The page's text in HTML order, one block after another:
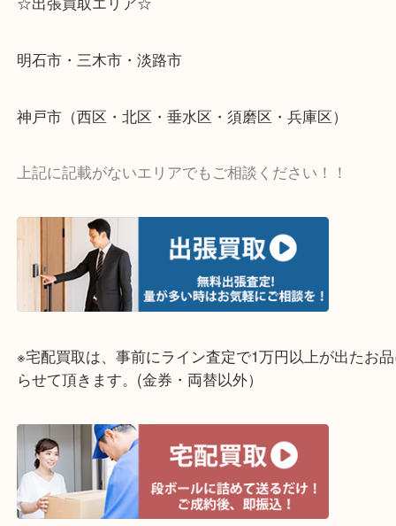
・どんな査定のご依頼もお気軽に
遺品整理・生前整理・断捨離・引っ越し
物を整理するケースは年々増加傾向です。
当店ではそういったお困りの方からのご依頼も大歓
整理したいけど値段つくものがわからない…
そんなときはお気軽に上記フォームより出張買取を
さい。
☆出張買取エリア☆
明石市・三木市・淡路市